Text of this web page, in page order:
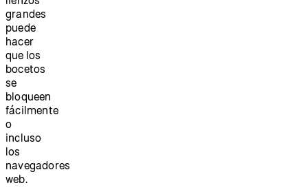
grandes
puede
hacer
que los
bocetos
se
bloqueen
fácilmente
o
incluso
los
navegadores
web.